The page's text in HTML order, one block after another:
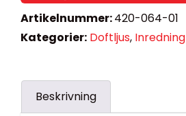
Artikelnummer:420-064-01
Kategorier: Doftljus, Inredning
Beskrivning